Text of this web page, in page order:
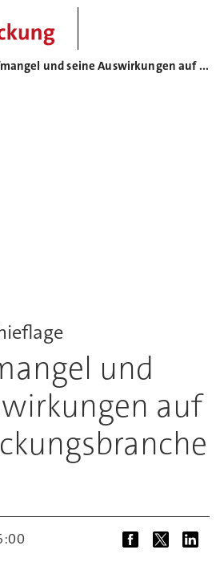
Rohstoffmangel und seine Auswirkungen auf die Verpackungsbranche
und
auf